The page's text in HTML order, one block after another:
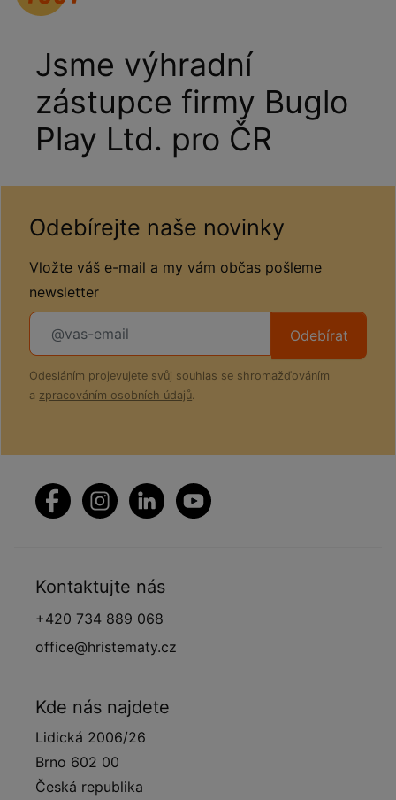
Jsme výhradní
zástupce firmy Buglo
Play Ltd. pro ČR
Odebírejte naše novinky
Vložte váš e-mail a my vám občas pošleme
newsletter
Odebírat
Odesláním projevujete svůj souhlas se shromažďováním
a zpracováním osobních údajů.
Kontaktujte nás
+420 734 889 068
office@hristematy.cz
Kde nás najdete
Lidická 2006/26
Brno 602 00
Česká republika